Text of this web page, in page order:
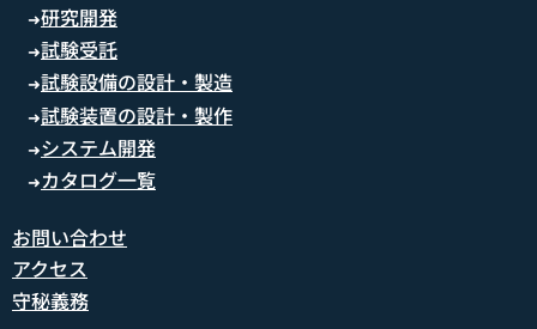
➜研究開発
➜試験受託
➜試験設備の設計・製造
➜試験装置の設計・製作
➜システム開発
➜カタログ一覧
お問い合わせ
アクセス
守秘義務